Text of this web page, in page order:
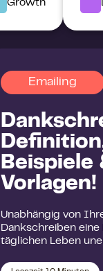
Growth
Emailing
Beispiele
Vorlagen!
Unabhängig von
Dankschreiben
täglichen Leben